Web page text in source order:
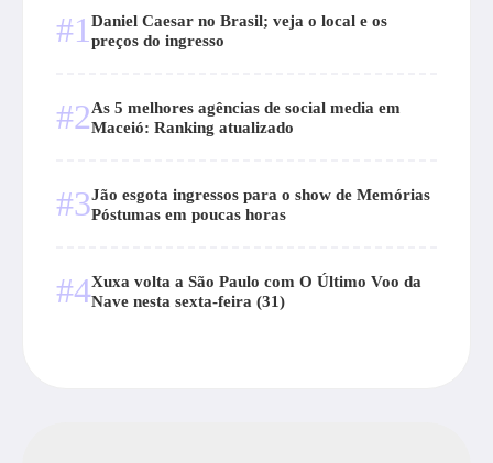
#1 Daniel Caesar no Brasil; veja o local e os
preços do ingresso
#2As 5 melhores agências de social media em
Maceió: Ranking atualizado
#3Jão esgota ingressos para o show de Memórias
Póstumas em poucas horas
#4Xuxa volta a São Paulo com O Último Voo da
Nave nesta sexta-feira (31)